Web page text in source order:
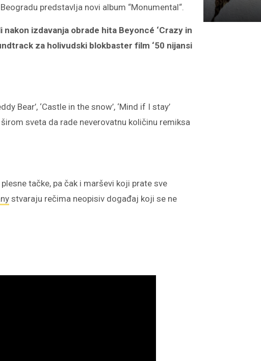
predstavlja novi album “Monumental“.
nakon izdavanja obrade hita Beyoncé ‘Crazy in
za holivudski blokbaster film ‘50 nijansi
Bear’, ‘Castle in the snow’, ‘Mind if I stay’
širom sveta da rade neverovatnu količinu remiksa
tačke, pa čak i marševi koji prate sve
stvaraju rečima neopisiv događaj koji se ne